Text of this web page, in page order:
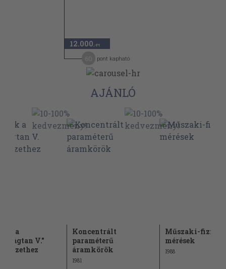
12.000 ,-Ft
pont kapható
AJÁNLÓ
a
V."
Koncentrált
paraméterű
áramkörök
1981
Műszaki-fizikai
mérések
1988